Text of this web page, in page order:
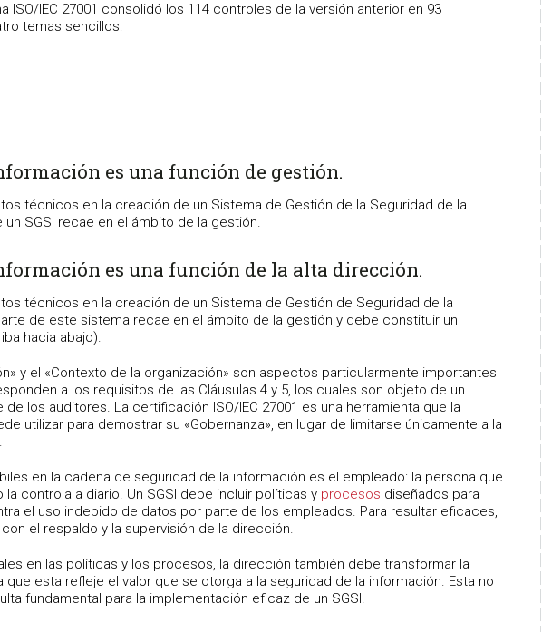
ISO/IEC 27001 consolidó los 114 controles de la versión anterior en 93
temas sencillos:
es una función de gestión.
técnicos en la creación de un Sistema de Gestión de la Seguridad de la
SGSI recae en el ámbito de la gestión.
es una función de la alta dirección.
técnicos en la creación de un Sistema de Gestión de Seguridad de la
de este sistema recae en el ámbito de la gestión y debe constituir un
hacia abajo).
y el «Contexto de la organización» son aspectos particularmente importantes
a los requisitos de las Cláusulas 4 y 5, los cuales son objeto de un
los auditores. La certificación ISO/IEC 27001 es una herramienta que la
utilizar para demostrar su «Gobernanza», en lugar de limitarse únicamente a la
en la cadena de seguridad de la información es el empleado: la persona que
controla a diario. Un SGSI debe incluir políticas y procesos diseñados para
el uso indebido de datos por parte de los empleados. Para resultar eficaces,
el respaldo y la supervisión de la dirección.
en las políticas y los procesos, la dirección también debe transformar la
que esta refleje el valor que se otorga a la seguridad de la información. Esta no
fundamental para la implementación eficaz de un SGSI.